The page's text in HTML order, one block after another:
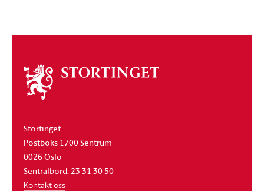
Om
stortinget
Stortinget
Postboks 1700 Sentrum
0026 Oslo
Sentralbord: 23 31 30 50
Kontakt oss